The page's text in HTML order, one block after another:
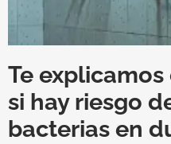
Te
si hay riesgo
bacterias en